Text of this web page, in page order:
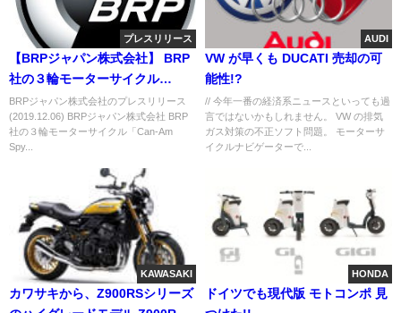
プレスリリース
【BRPジャパン株式会社】 BRP
社の３輪モーターサイクル
「Can-Am Spyder RT」で巡る
夢のロードトリップを実現する
チャンス！
BRPジャパン株式会社のプレスリリース
(2019.12.06) BRPジャパン株式会社 BRP
社の３輪モーターサイクル「Can-Am
Spy...
AUDI
VW が早くも DUCATI 売却の可
能性!?
// 今年一番の経済系ニュースといっても過
言ではないかもしれません。 VW の排気
ガス対策の不正ソフト問題。 モーターサ
イクルナビゲーターで...
KAWASAKI
カワサキから、Z900RSシリーズ
HONDA
ドイツでも現代版 モトコンポ 見